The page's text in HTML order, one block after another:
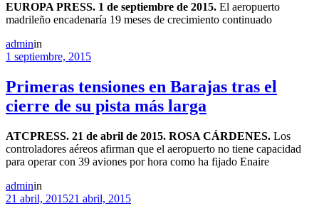
EUROPA PRESS. 1 de septiembre de 2015. El aeropuerto
madrileño encadenaría 19 meses de crecimiento continuado
adminin
1 septiembre, 2015
Primeras tensiones en Barajas tras el
cierre de su pista más larga
ATCPRESS. 21 de abril de 2015. ROSA CÁRDENES. Los
controladores aéreos afirman que el aeropuerto no tiene capacidad
para operar con 39 aviones por hora como ha fijado Enaire
adminin
21 abril, 201521 abril, 2015